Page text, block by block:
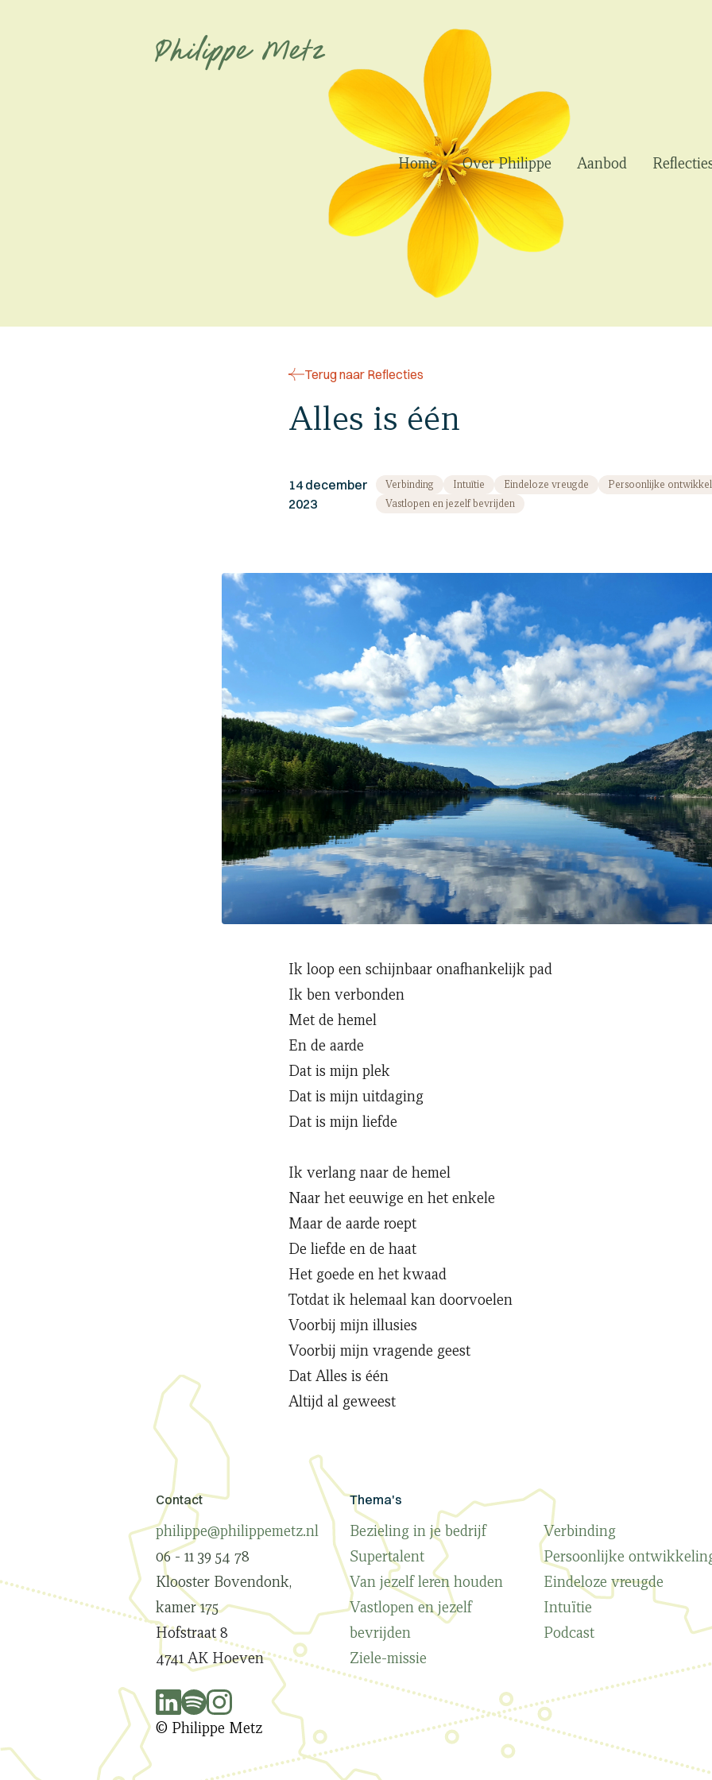
Philippe Metz
Home Over Philippe Aanbod
Terug naar Reflecties
Alles is één
14 december
2023
Verbinding Intuïtie Eindeloze vreugde
Persoonlijke
Vastlopen en jezelf bevrijden
Ik loop een schijnbaar onafhankelijk pad
Ik ben verbonden
Met de hemel
En de aarde
Dat is mijn plek
Dat is mijn uitdaging
Dat is mijn liefde
Ik verlang naar de hemel
Naar het eeuwige en het enkele
Maar de aarde roept
De liefde en de haat
Het goede en het kwaad
Totdat ik helemaal kan doorvoelen
Voorbij mijn illusies
Voorbij mijn vragende geest
Dat Alles is één
Altijd al geweest
Contact
philippe@philippemetz.nl
06 - 11 39 54 78
Klooster Bovendonk,
kamer 175
Hofstraat 8
4741 AK Hoeven
© Philippe Metz
Thema's
Bezieling in je bedrijf
Supertalent
Van jezelf leren houden
Vastlopen en jezelf
bevrijden
Ziele-missie
Verbinding
Persoonlijke
Eindeloze vreugde
Intuïtie
Podcast